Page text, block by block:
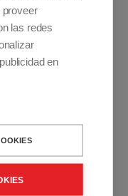
en turismo
en
proveer
las redes
en